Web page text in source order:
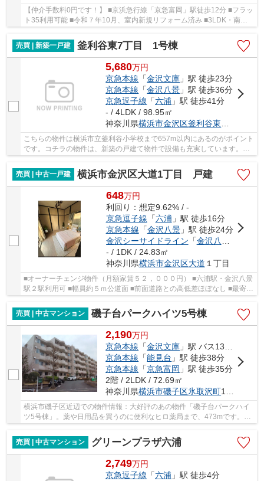
【仲介手数料0円です！】 ■京浜急行線「京急富岡」駅徒歩12分 ■フラッ
ト35利用可能 ■令和７年10月、室内新規リフォーム済み ■3LDK・南向
売買 | 新築一戸建
釜利谷東7丁目 1号棟
5,680万円
京急本線 「金沢文庫 」駅 徒歩23分
京急本線 「金沢八景 」駅 徒歩36分
京急逗子線 「六浦 」駅 徒歩41分
- / 4LDK / 98.95㎡
神奈川県横浜市金沢区釜利谷東
こちらの物件は横浜市立釜利谷小学校まで657m以内にあるのがポイント
です。コチラの物件は、新築の戸建て物件で設備も充実しています。令
和8年4月築の物件です。きれいな物件をお探し...
売買 | 中古一戸建
横浜市金沢区大道1丁目 戸建
648万円
利回り：想定9.62% / -
京急逗子線 「六浦 」駅 徒歩16分
京急本線 「金沢八景」駅 徒歩24分
金沢シーサイドライン 「金沢八景
- / 1DK / 24.83㎡
神奈川県横浜市金沢区大道 １丁目
■オーナーチェンジ物件（月額家賃５２，０００円） ■六浦駅・金沢八景
駅２駅利用可 ■幅員約５ｍ公道面 ■前面道路との高低差ほぼなし ■最寄り
スーパーまで約２６０ｍ ■最寄りコンビニま...
売買 | 中古マンション
磯子台パークハイツ5号棟
2,190万円
京急本線 「金沢文庫 」駅 バス13分 「氷取沢」 停歩6分
京急本線 「能見台 」駅 徒歩38分
京急本線 「京急富岡 」駅 徒歩35分
2階 / 2LDK / 72.69㎡
神奈川県横浜市磯子区氷取沢町150-4
横浜市磯子区近辺での物件情報：大好評のあの物件「磯子台パークハイ
ツ5号棟」。薬や日用品を買うのに便利なヒロ薬局まで、473mです。築
売買 | 中古マンション
グリーンプラザ六浦
2,749万円
京急逗子線 「六浦 」駅 徒歩4分